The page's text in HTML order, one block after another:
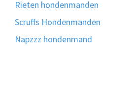
Rieten hondenmanden
Scruffs Hondenmanden
Napzzz hondenmand